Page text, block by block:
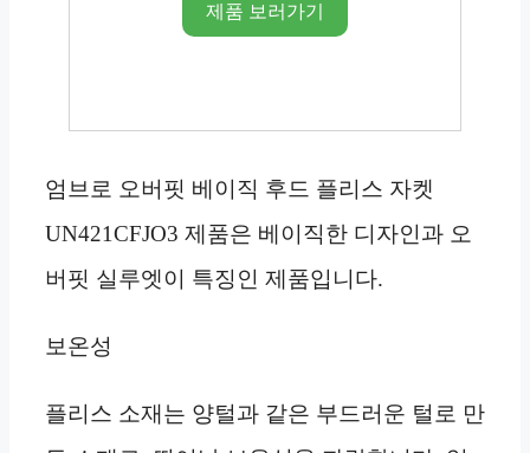
제품 보러가기
엄브로 오버핏 베이직 후드 플리스 자켓
UN421CFJO3 제품은 베이직한 디자인과 오
버핏 실루엣이 특징인 제품입니다.
보온성
플리스 소재는 양털과 같은 부드러운 털로 만